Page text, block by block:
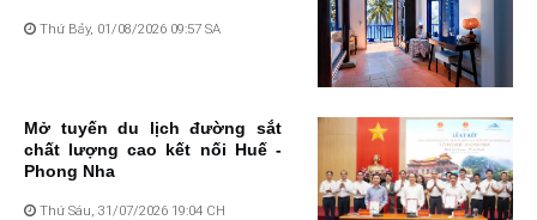
Thứ Bảy, 01/08/2026 09:57 SA
Mở tuyến du lịch đường sắt
chất lượng cao kết nối Huế -
Phong Nha
Thứ Sáu, 31/07/2026 19:04 CH